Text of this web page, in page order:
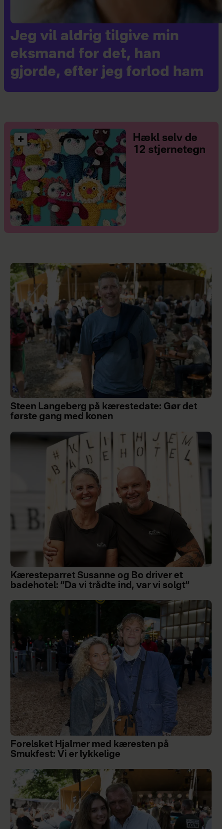
Jeg vil aldrig tilgive min
eksmand for det, han
gjorde, efter jeg forlod ham
Hækl selv de
12 stjernetegn
Steen Langeberg på kærestedate: Gør det
første gang med konen
Kæresteparret Susanne og Bo driver et
badehotel: ”Da vi trådte ind, var vi solgt”
Forelsket Hjalmer med kæresten på
Smukfest: Vi er lykkelige